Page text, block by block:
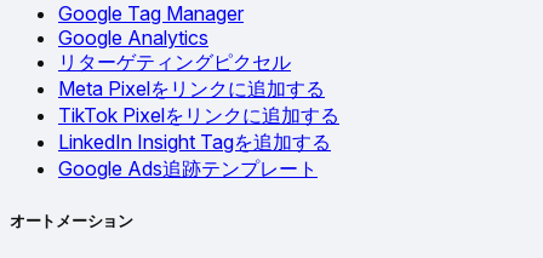
Google Tag Manager
Google Analytics
リターゲティングピクセル
Meta Pixelをリンクに追加する
TikTok Pixelをリンクに追加する
LinkedIn Insight Tagを追加する
Google Ads追跡テンプレート
オートメーション